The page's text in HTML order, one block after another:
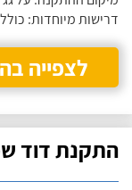
דרישות מיוחדות:
לצפייה
התקנת דוד שמש